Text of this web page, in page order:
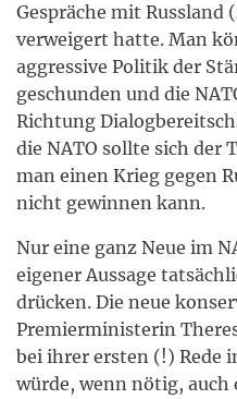
Gespräche mit Russland
verweigert hatte. Man
aggressive Politik der
geschunden und die
Richtung
die NATO sollte sich der
man einen Krieg gegen
nicht gewinnen kann.
Nur eine ganz Neue im
eigener Aussage
drücken. Die neue
Premierministerin
bei ihrer ersten (!) Rede
würde, wenn nötig,